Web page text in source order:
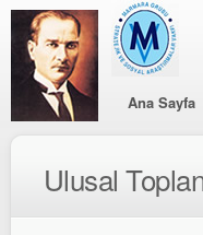
Ana Sayfa
Ulusal